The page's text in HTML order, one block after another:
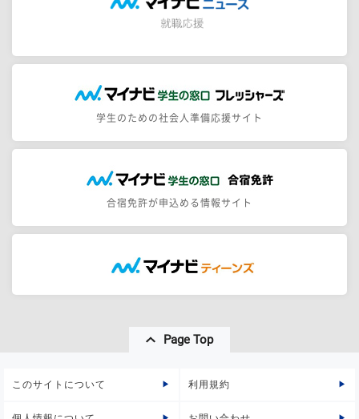
学生のための社会人準備応援サイト
合宿免許が申込める情報サイト
Page Top
このサイトについて 利用規約